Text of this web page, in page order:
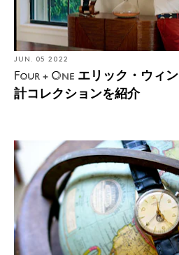
JUN. 05 2022
Four + One エリック・ウィ
計コレクションを紹介